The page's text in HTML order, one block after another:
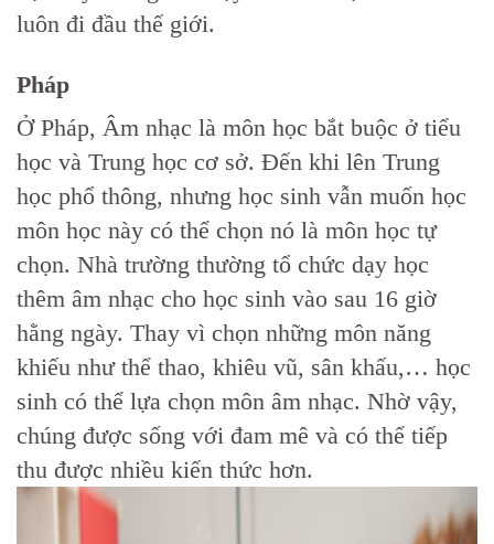
luôn đi đầu thế giới.
Pháp
Ở Pháp, Âm nhạc là môn học bắt buộc ở tiểu
học và Trung học cơ sở. Đến khi lên Trung
học phổ thông, nhưng học sinh vẫn muốn học
môn học này có thể chọn nó là môn học tự
chọn. Nhà trường thường tổ chức dạy học
thêm âm nhạc cho học sinh vào sau 16 giờ
hằng ngày. Thay vì chọn những môn năng
khiếu như thể thao, khiêu vũ, sân khấu,… học
sinh có thể lựa chọn môn âm nhạc. Nhờ vậy,
chúng được sống với đam mê và có thể tiếp
thu được nhiều kiến thức hơn.